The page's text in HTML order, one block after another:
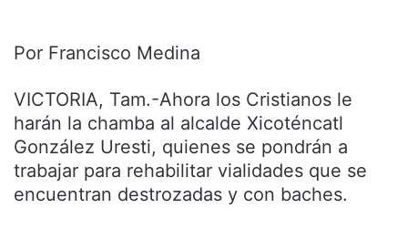
Por Francisco Medina
VICTORIA, Tam.-Ahora los Cristianos le
harán la chamba al alcalde Xicoténcatl
González Uresti, quienes se pondrán a
trabajar para rehabilitar vialidades que se
encuentran destrozadas y con baches.